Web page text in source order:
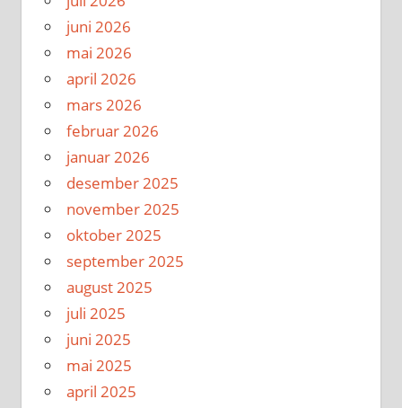
juni 2026
mai 2026
april 2026
mars 2026
februar 2026
januar 2026
desember 2025
november 2025
oktober 2025
september 2025
august 2025
juli 2025
juni 2025
mai 2025
april 2025